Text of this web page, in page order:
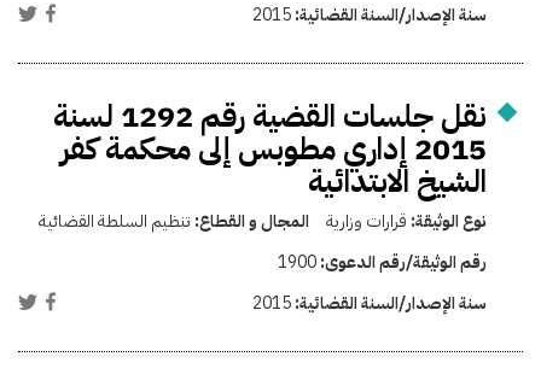
سنة الإصدار/السنة القضائية:2015
نقل جلسات القضية رقم 1292 لسنة
2015 إداري مطوبس إلى محكمة كفر
الشيخ الابتدائية
نوع الوثيقة: قرارات وزارية المجال و القطاع: تنظيم السلطة القضائية
رقم الوثيقة/رقم الدعوى:1900
سنة الإصدار/السنة القضائية:2015